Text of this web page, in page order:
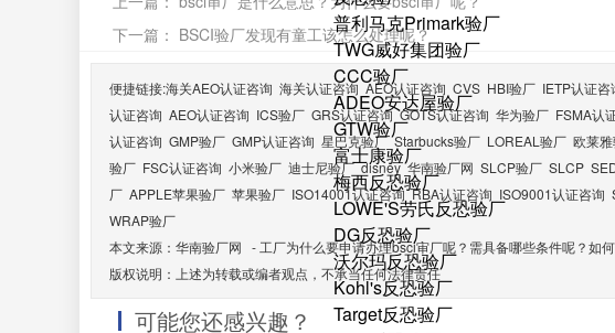
普利马克Primark验厂
TWG威好集团验厂
CCC验厂
ADEO安达屋验厂
GTW验厂
富士康验厂
梅西反恐验厂
LOWE'S劳氏反恐验厂
DG反恐验厂
沃尔玛反恐验厂
Kohl's反恐验厂
Target反恐验厂
下一篇： BSCI验厂发现有童工该怎么处理呢？
便捷链接:海关AEO认证咨询 海关认证咨询 AEO认证咨询 CVS HBI验厂 IETP认证咨
认证咨询 AEO认证咨询 ICS验厂 GRS认证咨询 GOTS认证咨询 华为验厂 FSMA认
认证咨询 GMP验厂 GMP认证咨询 星巴克验厂 Starbucks验厂 LOREAL验厂 欧莱
验厂 FSC认证咨询 小米验厂 迪士尼验厂 disney 华南验厂网 SLCP验厂 SLCP
厂 APPLE苹果验厂 苹果验厂 ISO14001认证咨询 RBA认证咨询 ISO9001认证咨询
WRAP验厂
本文来源： 华南验厂网 - 工厂为什么要申请办理bsci审厂呢？需具备哪些条件呢？如
版权说明：上述为转载或编者观点，不承当任何法律责任
可能您还感兴趣？